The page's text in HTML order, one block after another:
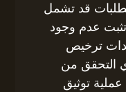
قد تشمل
تثبت عدم وجود
ترخيص
التحقق من
توثيق